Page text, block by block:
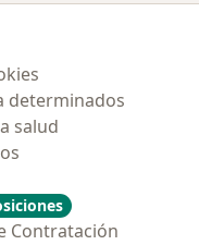
determinados
salud
Contratación